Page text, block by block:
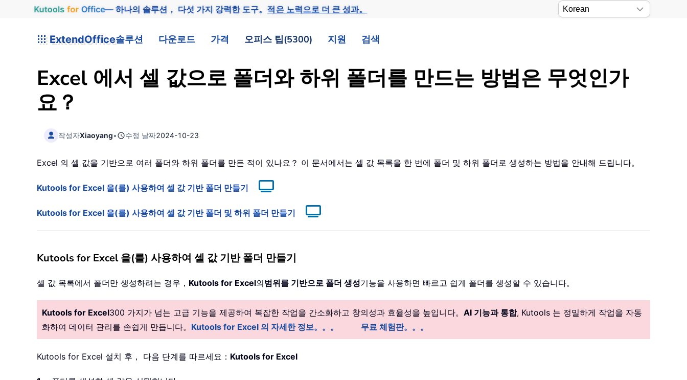
Kutools for Office— 하나의 솔루션， 다섯 가지 강력한 도구。적은 노력으로 더 큰 성과。
ExtendOffice솔루션 다운로드 가격 오피스 팁(5300) 지원 검색
Excel 에서 셀 값으로 폴더와 하위 폴더를 만드는 방법은 무엇인가
요？
작성자Xiaoyang• 수정 날짜2024-10-23
Excel 의 셀 값을 기반으로 여러 폴더와 하위 폴더를 만든 적이 있나요？ 이 문서에서는 셀 값 목록을 한 번에 폴더 및 하위 폴더로 생성하는 방법을 안내해 드립니다。
Kutools for Excel 을(를) 사용하여 셀 값 기반 폴더 만들기
Kutools for Excel 을(를) 사용하여 셀 값 기반 폴더 및 하위 폴더 만들기
Kutools for Excel 을(를) 사용하여 셀 값 기반 폴더 만들기
셀 값 목록에서 폴더만 생성하려는 경우， Kutools for Excel의범위를 기반으로 폴더 생성기능을 사용하면 빠르고 쉽게 폴더를 생성할 수 있습니다。
Kutools for Excel300 가지가 넘는 고급 기능을 제공하여 복잡한 작업을 간소화하고 창의성과 효율성을 높입니다。 AI 기능과 통합, Kutools 는 정밀하게 작업을 자동
화하여 데이터 관리를 손쉽게 만듭니다。 Kutools for Excel 의 자세한 정보。。。 무료 체험판。。。
Kutools for Excel 설치 후， 다음 단계를 따르세요： Kutools for Excel